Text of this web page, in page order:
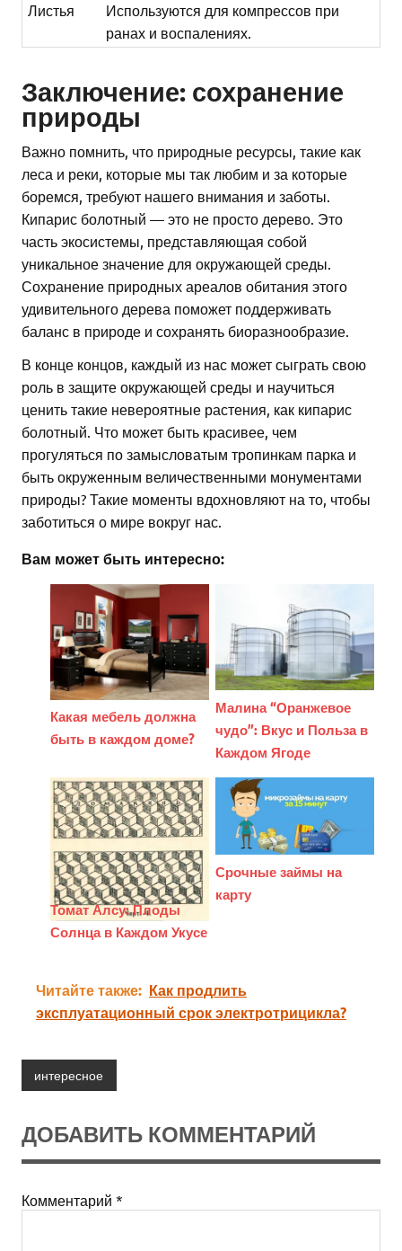
Листья
Используются для компрессов при
ранах и воспалениях.
Заключение: сохранение
природы
Важно помнить, что природные ресурсы, такие как
леса и реки, которые мы так любим и за которые
боремся, требуют нашего внимания и заботы.
Кипарис болотный — это не просто дерево. Это
часть экосистемы, представляющая собой
уникальное значение для окружающей среды.
Сохранение природных ареалов обитания этого
удивительного дерева поможет поддерживать
баланс в природе и сохранять биоразнообразие.
В конце концов, каждый из нас может сыграть свою
роль в защите окружающей среды и научиться
ценить такие невероятные растения, как кипарис
болотный. Что может быть красивее, чем
прогуляться по замысловатым тропинкам парка и
быть окруженным величественными монументами
природы? Такие моменты вдохновляют на то, чтобы
заботиться о мире вокруг нас.
Вам может быть интересно:
Какая мебель должна
быть в каждом доме?
Малина “Оранжевое
чудо”: Вкус и Польза в
Каждом Ягоде
Томат Алсу: Плоды
Солнца в Каждом Укусе
Срочные займы на
карту
Читайте также: Как продлить
эксплуатационный срок электротрицикла?
интересное
ДОБАВИТЬ КОММЕНТАРИЙ
Комментарий *